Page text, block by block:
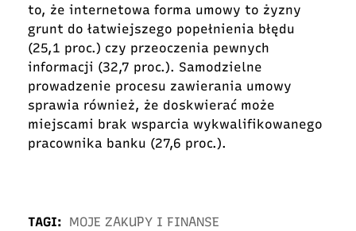
to, że internetowa forma umowy to żyzny
grunt do łatwiejszego popełnienia błędu
(25,1 proc.) czy przeoczenia pewnych
informacji (32,7 proc.). Samodzielne
prowadzenie procesu zawierania umowy
sprawia również, że doskwierać może
miejscami brak wsparcia wykwalifikowanego
pracownika banku (27,6 proc.).
TAGI: MOJE ZAKUPY I FINANSE